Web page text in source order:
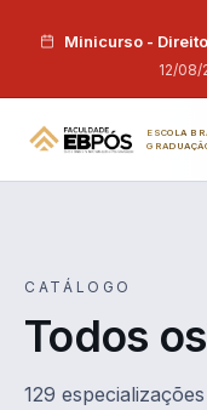
Minicurso -
12/08/
ESCOLA
CATÁLOGO
Todos
129